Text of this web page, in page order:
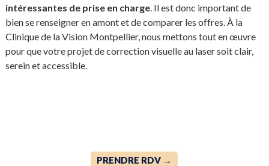
intéressantes de prise en charge. Il est donc important de
bien se renseigner en amont et de comparer les offres. À la
Clinique de la Vision Montpellier, nous mettons tout en œuvre
pour que votre projet de correction visuelle au laser soit clair,
serein et accessible.
PRENDRE RDV →